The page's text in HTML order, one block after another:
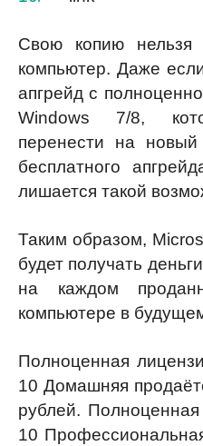
Свою копию нельзя
компьютер. Даже
апгрейд с
Windows 7/8,
перенести на
бесплатного
лишается такой
Таким образом,
будет получать
на каждом
компьютере в
Полноценная
10 Домашняя
рублей.
10